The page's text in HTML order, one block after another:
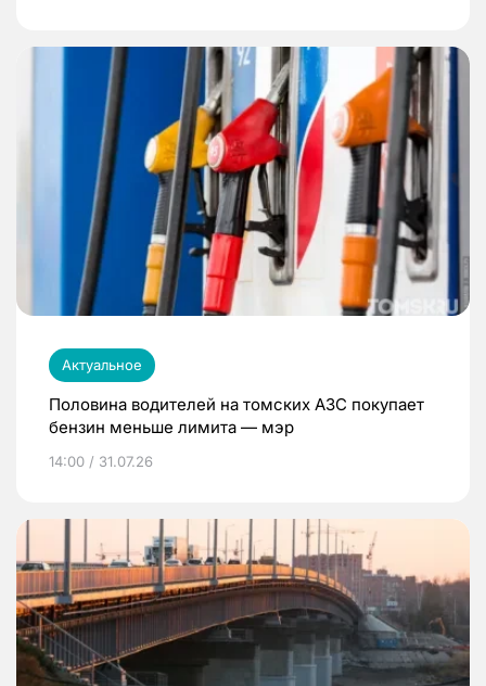
Актуальное
Половина водителей на томских АЗС покупает
бензин меньше лимита — мэр
14:00 / 31.07.26